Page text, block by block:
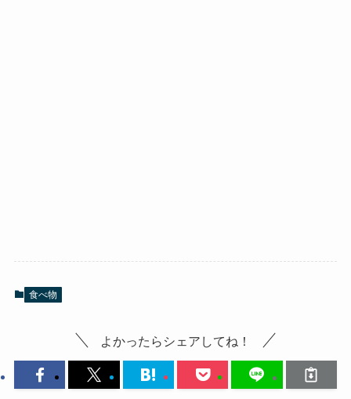
食べ物
よかったらシェアしてね！